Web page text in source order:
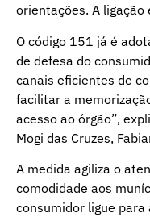
orientações. A ligação
O código 151 já é
de defesa do
canais eficientes de
facilitar a
acesso ao órgão”,
Mogi das Cruzes,
A medida agiliza o
comodidade aos
consumidor ligue